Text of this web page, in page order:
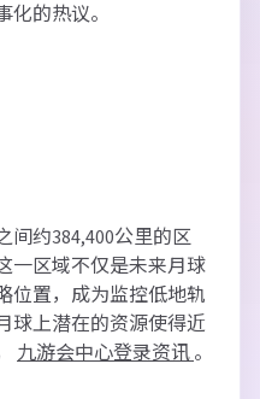
的热议。
间约384,400公里的区
一区域不仅是未来月球
位置，成为监控低地轨
球上潜在的资源使得近
九游会中心登录资讯。